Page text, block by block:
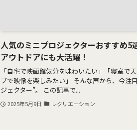
人気のミニプロジェクターおすすめ5
アウトドアにも大活躍！
「自宅で映画館気分を味わいたい」「寝室で
プで映像を楽しみたい」 そんな声から、今注
ジェクター”。 この記事で...
2025年5月9日 レクリエーション